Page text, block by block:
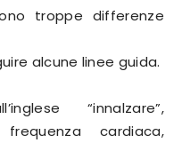
troppe differenze
alcune linee guida.
“innalzare”,
cardiaca,